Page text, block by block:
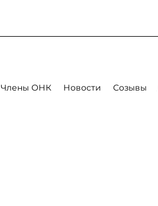
Члены ОНК Новости Созывы